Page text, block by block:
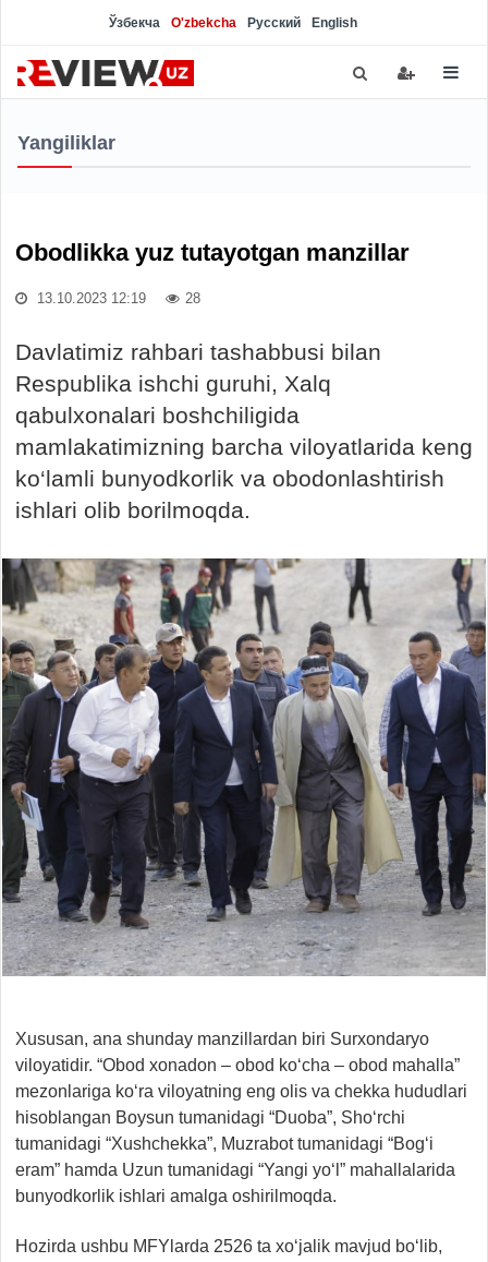
Ўзбекча O'zbekcha Русский English
Yangiliklar
Obodlikka yuz tutayotgan manzillar
13.10.2023 12:19 28
Davlatimiz rahbari tashabbusi bilan
Respublika ishchi guruhi, Xalq
qabulxonalari boshchiligida
mamlakatimizning barcha viloyatlarida keng
ko‘lamli bunyodkorlik va obodonlashtirish
ishlari olib borilmoqda.
Xususan, ana shunday manzillardan biri Surxondaryo
viloyatidir. “Obod xonadon – obod ko‘cha – obod mahalla”
mezonlariga ko‘ra viloyatning eng olis va chekka hududlari
hisoblangan Boysun tumanidagi “Duoba”, Sho‘rchi
tumanidagi “Xushchekka”, Muzrabot tumanidagi “Bog‘i
eram” hamda Uzun tumanidagi “Yangi yo‘l” mahallalarida
bunyodkorlik ishlari amalga oshirilmoqda.
Hozirda ushbu MFYlarda 2526 ta xo‘jalik mavjud bo‘lib,